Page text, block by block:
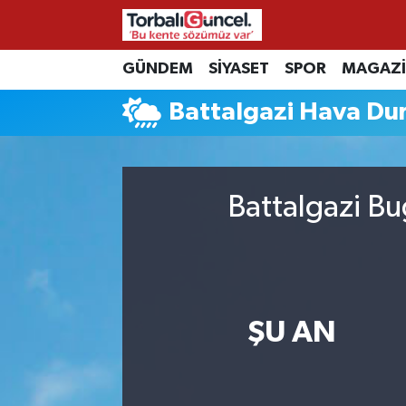
GÜNDEM SİYASET SPOR
Battalgazi Hava
Battalgazi
ŞU AN
İzmir Nöbetçi Eczaneler
İzmir Hava Durumu
İzmir Trafik Yoğunluk Haritası